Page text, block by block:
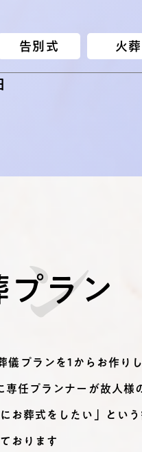
告別式 火葬
プラン
ン
プランを1からお作り
任プランナーが故人様
葬式をしたい」とい
おります